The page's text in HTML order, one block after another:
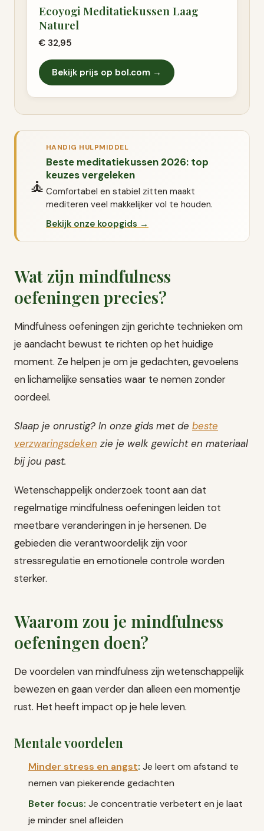
Ecoyogi Meditatiekussen Laag
Naturel
€ 32,95
Bekijk prijs op bol.com →
🧘
HANDIG HULPMIDDEL
Beste meditatiekussen 2026: top
keuzes vergeleken
Comfortabel en stabiel zitten maakt
mediteren veel makkelijker vol te houden.
Bekijk onze koopgids →
Wat zijn mindfulness
oefeningen precies?
Mindfulness oefeningen zijn gerichte technieken om
je aandacht bewust te richten op het huidige
moment. Ze helpen je om je gedachten, gevoelens
en lichamelijke sensaties waar te nemen zonder
oordeel.
Slaap je onrustig? In onze gids met de beste
verzwaringsdeken zie je welk gewicht en materiaal
bij jou past.
Wetenschappelijk onderzoek toont aan dat
regelmatige mindfulness oefeningen leiden tot
meetbare veranderingen in je hersenen. De
gebieden die verantwoordelijk zijn voor
stressregulatie en emotionele controle worden
sterker.
Waarom zou je mindfulness
oefeningen doen?
De voordelen van mindfulness zijn wetenschappelijk
bewezen en gaan verder dan alleen een momentje
rust. Het heeft impact op je hele leven.
Mentale voordelen
Minder stress en angst: Je leert om afstand te
nemen van piekerende gedachten
Beter focus: Je concentratie verbetert en je laat
je minder snel afleiden